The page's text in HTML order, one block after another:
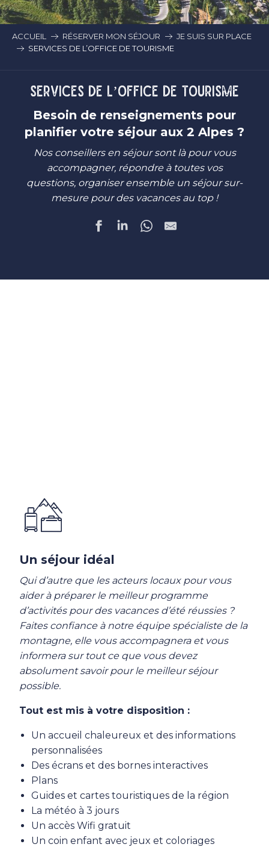
ACCUEIL RÉSERVER MON SÉJOUR
JE SUIS SUR PLACE
SERVICES DE L’OFFICE DE TOURISME
SERVICES DE L’OFFICE DE TOURISME
Besoin de renseignements pour
planifier votre séjour aux 2 Alpes ?
Nos conseillers en séjour sont là pour vous
accompagner, répondre à toutes vos
questions, organiser ensemble un séjour sur-
mesure pour des vacances au top !
Un séjour idéal
Qui d’autre que les acteurs locaux pour vous
aider à préparer le meilleur programme
d’activités pour des vacances d’été réussies ?
Faites confiance à notre équipe spécialiste de la
montagne, elle vous accompagnera et vous
informera sur tout ce que vous devez
absolument savoir pour le meilleur séjour
possible.
Tout est mis à votre disposition :
Un accueil chaleureux et des informations
personnalisées
Des écrans et des bornes interactives
Plans
Guides et cartes touristiques de la région
La météo à 3 jours
Un accès Wifi gratuit
Un coin enfant avec jeux et coloriages